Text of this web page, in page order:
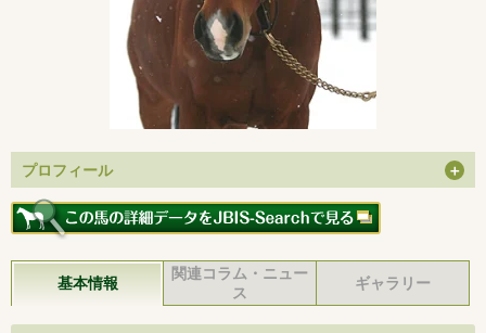
プロフィール
基本情報
関連コラム・ニュー
ス
ギャラリー